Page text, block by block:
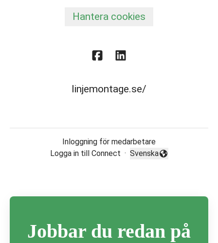
Hantera cookies
linjemontage.se/
Inloggning för medarbetare
Logga in till Connect ·
Byt språk
Svenska
Jobbar du redan på